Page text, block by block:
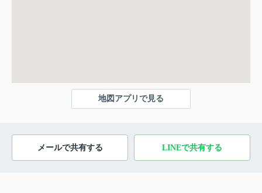
地図アプリで見る
メールで共有する LINEで共有する